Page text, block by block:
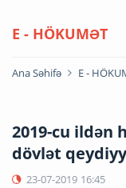
E - HÖKUMƏT
Ana Səhifə E -
2019-cu ildən
dövlət
23-07-2019 16:45